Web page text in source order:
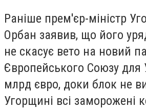
Раніше прем'єр-міністр
Орбан заявив, що його
не скасує вето на новий
Європейського Союзу для
млрд євро, доки блок не
Угорщині всі заморожені